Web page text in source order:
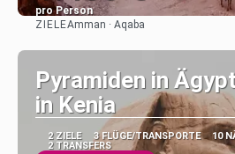
pro Person
ZIELEAmman · Aqaba
Pyramiden in
in Kenia
2 ZIELE 3 FLÜGE/TRANSPORTE 10
2 TRANSFERS